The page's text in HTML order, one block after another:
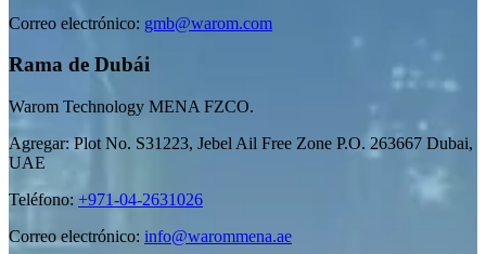
Correo electrónico: gmb@warom.com
Rama de Dubái
Warom Technology MENA FZCO.
Agregar: Plot No. S31223, Jebel Ail Free Zone P.O. 263667 Dubai,
UAE
Teléfono: +971-04-2631026
Correo electrónico: info@warommena.ae